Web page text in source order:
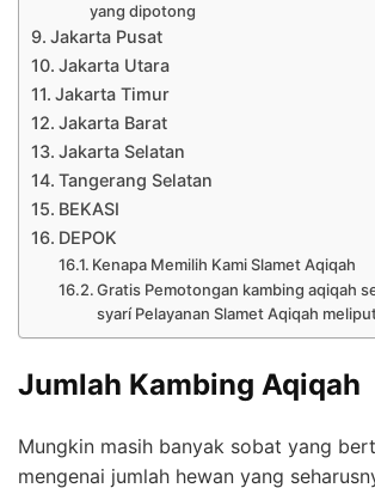
yang dipotong
Jakarta Pusat
Jakarta Utara
Jakarta Timur
Jakarta Barat
Jakarta Selatan
Tangerang Selatan
BEKASI
DEPOK
Kenapa Memilih Kami Slamet Aqiqah
Gratis Pemotongan kambing aqiqah
syarí Pelayanan Slamet Aqiqah
Jumlah Kambing Aqiqah
Mungkin masih banyak sobat yang
mengenai jumlah hewan yang